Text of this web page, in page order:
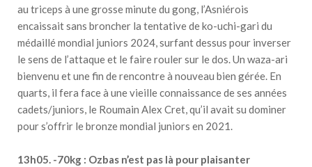
au triceps à une grosse minute du gong, l’Asniérois
encaissait sans broncher la tentative de ko-uchi-gari du
médaillé mondial juniors 2024, surfant dessus pour inverser
le sens de l’attaque et le faire rouler sur le dos. Un waza-ari
bienvenu et une fin de rencontre à nouveau bien gérée. En
quarts, il fera face à une vieille connaissance de ses années
cadets/juniors, le Roumain Alex Cret, qu’il avait su dominer
pour s’offrir le bronze mondial juniors en 2021.
13h05. -70kg : Ozbas n’est pas là pour plaisanter